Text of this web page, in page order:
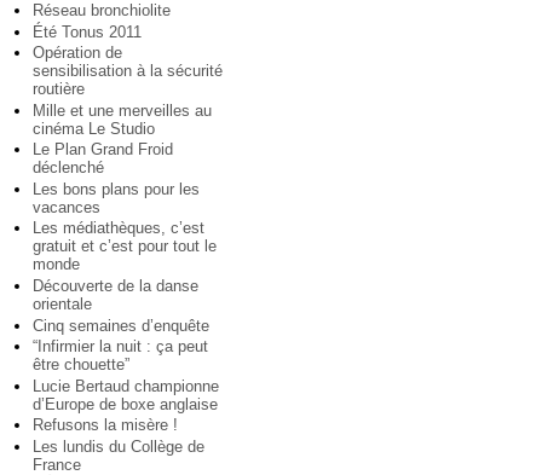
Réseau bronchiolite
Été Tonus 2011
Opération de
sensibilisation à la sécurité
routière
Mille et une merveilles au
cinéma Le Studio
Le Plan Grand Froid
déclenché
Les bons plans pour les
vacances
Les médiathèques, c’est
gratuit et c’est pour tout le
monde
Découverte de la danse
orientale
Cinq semaines d’enquête
“Infirmier la nuit : ça peut
être chouette”
Lucie Bertaud championne
d’Europe de boxe anglaise
Refusons la misère !
Les lundis du Collège de
France